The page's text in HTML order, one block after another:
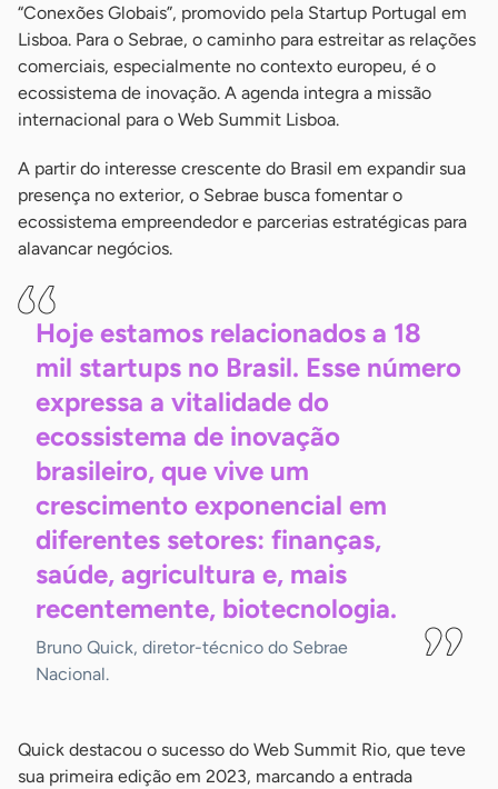
“Conexões Globais”, promovido pela Startup Portugal em
Lisboa. Para o Sebrae, o caminho para estreitar as relações
comerciais, especialmente no contexto europeu, é o
ecossistema de inovação. A agenda integra a missão
internacional para o Web Summit Lisboa.
A partir do interesse crescente do Brasil em expandir sua
presença no exterior, o Sebrae busca fomentar o
ecossistema empreendedor e parcerias estratégicas para
alavancar negócios.
Hoje estamos relacionados a 18
mil startups no Brasil. Esse número
expressa a vitalidade do
ecossistema de inovação
brasileiro, que vive um
crescimento exponencial em
diferentes setores: finanças,
saúde, agricultura e, mais
recentemente, biotecnologia.
Bruno Quick, diretor-técnico do Sebrae
Nacional.
Quick destacou o sucesso do Web Summit Rio, que teve
sua primeira edição em 2023, marcando a entrada